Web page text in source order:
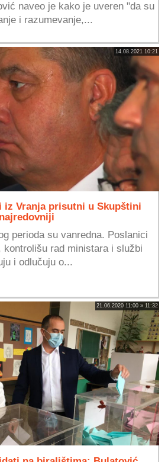
naveo je kako je uveren "da su
i razumevanje,...
14.08.2021 10:21
iz Vranja prisutni u Skupštini
perioda su vanredna. Poslanici
kontrolišu rad ministara i službi
i odlučuju o...
21.06.2020 11:00 » 11:32